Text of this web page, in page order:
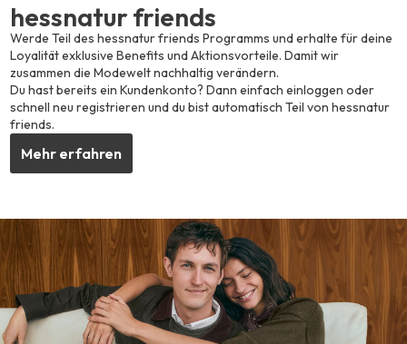
hessnatur friends
Werde Teil des hessnatur friends Programms und erhalte für deine
Loyalität exklusive Benefits und Aktionsvorteile. Damit wir
zusammen die Modewelt nachhaltig verändern.
Du hast bereits ein Kundenkonto? Dann einfach einloggen oder
schnell neu registrieren und du bist automatisch Teil von hessnatur
friends.
Mehr erfahren